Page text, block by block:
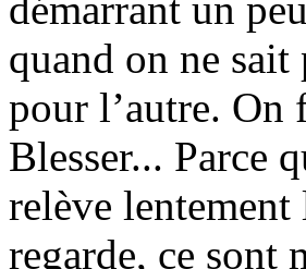
démarrant un
quand on ne sait
pour l’autre. On
Blesser... Parce
relève lentement
regarde, ce sont